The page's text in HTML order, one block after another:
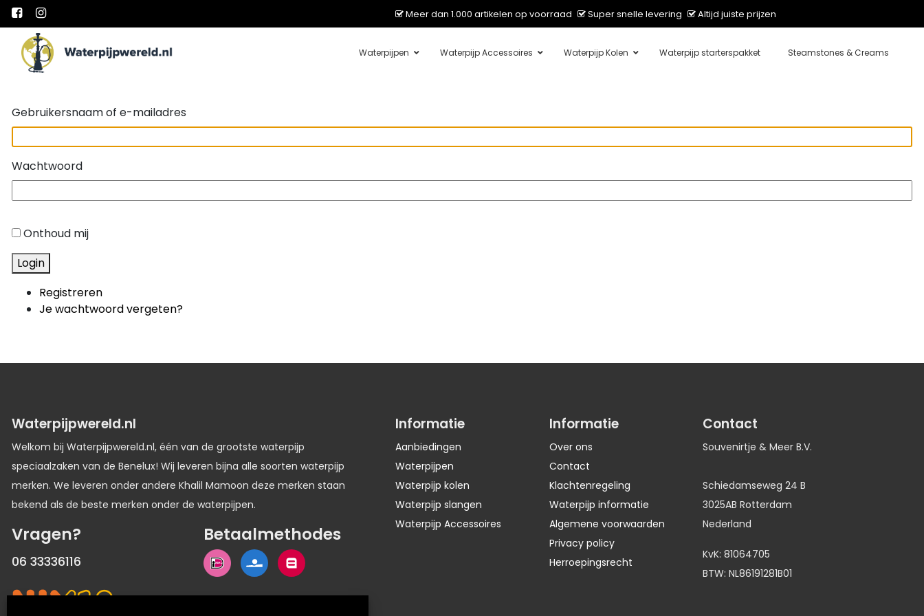
Meer dan 1.000 artikelen op voorraad Super snelle levering Altijd juiste prijzen
Main Navigation Waterpijpen Waterpijp Accessoires Waterpijp Kolen Waterpijp starterspakket Steamstones & Creams
Gebruikersnaam of e-mailadres
Wachtwoord
Onthoud mij
Login
Registreren
Je wachtwoord vergeten?
Waterpijpwereld.nl
Welkom bij Waterpijpwereld.nl, één van de grootste waterpijp
speciaalzaken van de Benelux! Wij leveren bijna alle soorten waterpijp
merken. We leveren onder andere Khalil Mamoon deze merken staan
bekend als de beste merken onder de waterpijpen.
Vragen?
06 33336116
Betaalmethodes
Informatie
Aanbiedingen
Waterpijpen
Waterpijp kolen
Waterpijp slangen
Waterpijp Accessoires
Informatie
Over ons
Contact
Klachtenregeling
Waterpijp informatie
Algemene voorwaarden
Privacy policy
Herroepingsrecht
Contact
Souvenirtje & Meer B.V.
Schiedamseweg 24 B
3025AB Rotterdam
Nederland
KvK: 81064705
BTW: NL86191281B01